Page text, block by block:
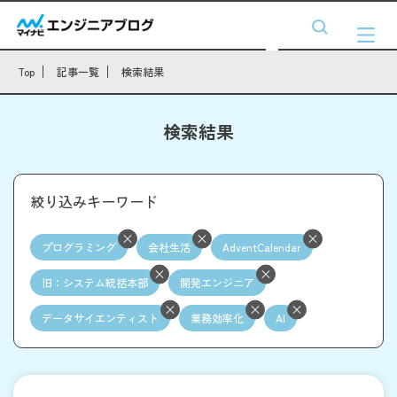
Top 記事一覧 検索結果
検索結果
絞り込みキーワード
プログラミング 会社生活 AdventCalendar
旧：システム統括本部 開発エンジニア
データサイエンティスト 業務効率化 AI